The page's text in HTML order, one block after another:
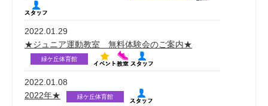
2022.01.29
★ジュニア運動教室 無料体験会のご案内★
緑ケ丘体育館
2022.01.08
2022年★
緑ケ丘体育館